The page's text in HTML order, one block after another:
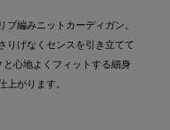
編みニットカーディガン。
りげなくセンスを引き立てて
と心地よくフィットする細身
上がります。